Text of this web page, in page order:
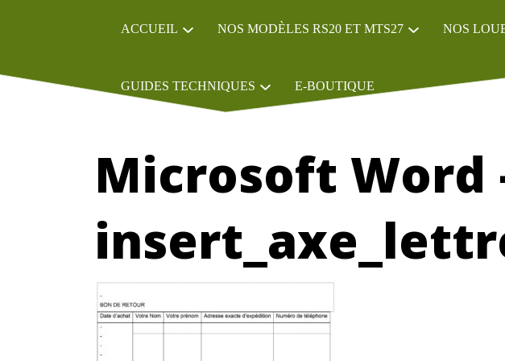
ACCUEIL NOS MODÈLES RS20 ET MTS27 NOS
GUIDES TECHNIQUES E-BOUTIQUE
Microsoft Word